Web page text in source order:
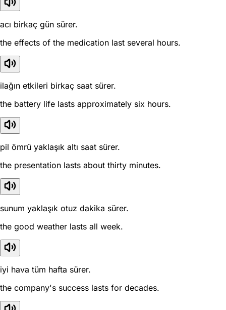
acı birkaç gün sürer.
the effects of the medication last several hours.
ilağın etkileri birkaç saat sürer.
the battery life lasts approximately six hours.
pil ömrü yaklaşık altı saat sürer.
the presentation lasts about thirty minutes.
sunum yaklaşık otuz dakika sürer.
the good weather lasts all week.
iyi hava tüm hafta sürer.
the company's success lasts for decades.